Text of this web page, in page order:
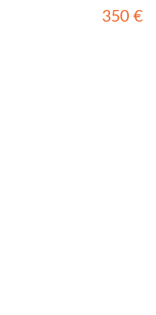
350 €